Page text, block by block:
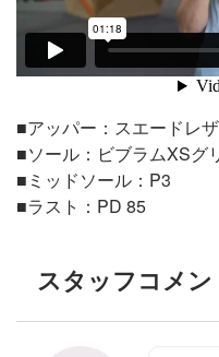
■アッパー：スエードレ
■ソール：ビブラムXSグ
■ミッドソール：P3
■ラスト：PD 85
スタッフコメン